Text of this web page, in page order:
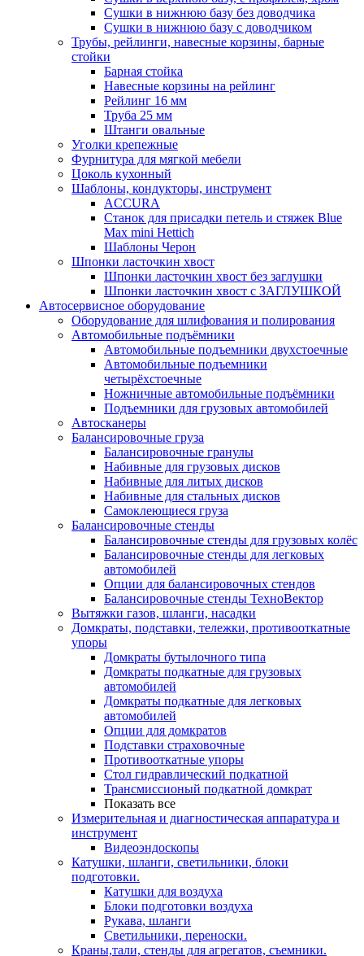
Сушки в нижнюю базу без доводчика
Сушки в нижнюю базу с доводчиком
Трубы, рейлинги, навесные корзины, барные
стойки
Барная стойка
Навесные корзины на рейлинг
Рейлинг 16 мм
Труба 25 мм
Штанги овальные
Уголки крепежные
Фурнитура для мягкой мебели
Цоколь кухонный
Шаблоны, кондукторы, инструмент
ACCURA
Станок для присадки петель и стяжек Blue
Max mini Hettich
Шаблоны Черон
Шпонки ласточкин хвост
Шпонки ласточкин хвост без заглушки
Шпонки ласточкин хвост с ЗАГЛУШКОЙ
Автосервисное оборудование
Оборудование для шлифования и полирования
Автомобильные подъёмники
Автомобильные подъемники двухстоечные
Автомобильные подъемники
четырёхстоечные
Ножничные автомобильные подъёмники
Подъемники для грузовых автомобилей
Автосканеры
Балансировочные груза
Балансировочные гранулы
Набивные для грузовых дисков
Набивные для литых дисков
Набивные для стальных дисков
Самоклеющиеся груза
Балансировочные стенды
Балансировочные стенды для грузовых колёс
Балансировочные стенды для легковых
автомобилей
Опции для балансировочных стендов
Балансировочные стенды ТехноВектор
Вытяжки газов, шланги, насадки
Домкраты, подставки, тележки, противооткатные
упоры
Домкраты бутылочного типа
Домкраты подкатные для грузовых
автомобилей
Домкраты подкатные для легковых
автомобилей
Опции для домкратов
Подставки страховочные
Противооткатные упоры
Стол гидравлический подкатной
Трансмиссионый подкатной домкрат
Показать все
Измерительная и диагностическая аппаратура и
инструмент
Видеоэндоскопы
Катушки, шланги, светильники, блоки
подготовки.
Катушки для воздуха
Блоки подготовки воздуха
Рукава, шланги
Светильники, переноски.
Краны,тали, стенды для агрегатов, съемники.